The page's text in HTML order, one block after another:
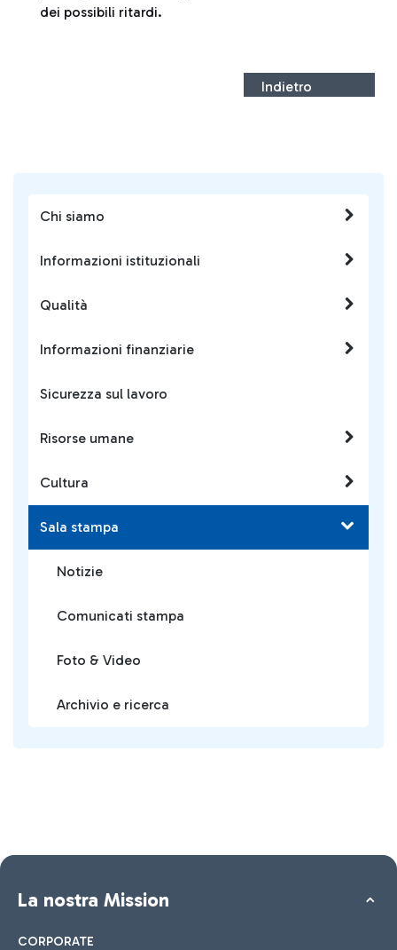
Chi siamo
Informazioni istituzionali
Qualità
Informazioni finanziarie
Sicurezza sul lavoro
Risorse umane
Cultura
Sala stampa
Notizie
Comunicati stampa
Foto & Video
Archivio e ricerca
dei possibili ritardi.
Indietro
La nostra Mission
CORPORATE